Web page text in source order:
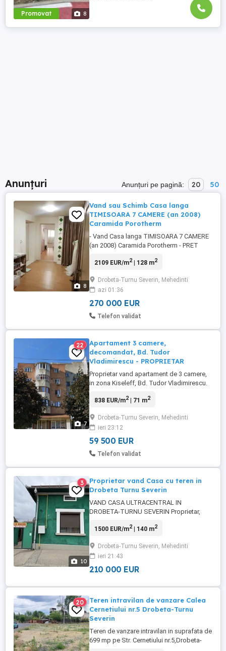
Promovat 8
Anunțuri Anunțuri pe pagină: 20 50
8
Vand sau Schimb Casa langa
TIMISOARA 7 CAMERE (an 2008)
Caramida Porotherm
- Vand Casa langa TIMISOARA 7 CAMERE
(an 2008) Caramida Porotherm - PRET
DROBETA TURNU SEVERIN + minim
dumneavoastra pentru CASA noastra -
Casa 7 CAMERE (an 2008) Caramida
Porotherm - Casa are 4 intrari - posibilitate
2109 EUR/m2| 128 m2
Drobeta-Turnu Severin, Mehedinti
azi 01:36
270 000 EUR
Telefon validat
7
22
Apartament 3 camere,
decomandat, Bd. Tudor
Vladimirescu - PROPRIETAR
Proprietar vand apartament de 3 camere,
in zona Kiseleff, Bd. Tudor Vladimirescu.
Apartamentul este decomandat, suprafata
renovare.
838 EUR/m2| 71 m2
Drobeta-Turnu Severin, Mehedinti
ieri 23:12
59 500 EUR
Telefon validat
10
3
Proprietar vand Casa cu teren in
Drobeta Turnu Severin
VAND CASA ULTRACENTRAL IN
DROBETA-TURNU SEVERIN Proprietar,
Severin, pe Strada Unirii nr. 11. Casa este
140 mp, din caramida cu pereti grosi de
60 cm, complet renovata si modernizata in
ultimii ani, cu design interior ...
1500 EUR/m2| 140 m2
Drobeta-Turnu Severin, Mehedinti
ieri 21:43
210 000 EUR
20
Teren intravilan de vanzare Calea
Cernetiului nr.5 Drobeta-Turnu
Severin
Teren de vanzare intravilan in suprafata de
699 mp pe Str. Cernetiului nr.5,Drobeta-